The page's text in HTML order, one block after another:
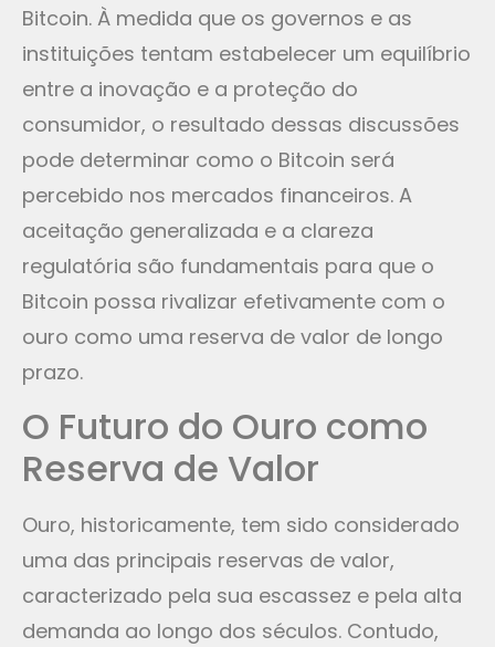
Bitcoin. À medida que os governos e as
instituições tentam estabelecer um equilíbrio
entre a inovação e a proteção do
consumidor, o resultado dessas discussões
pode determinar como o Bitcoin será
percebido nos mercados financeiros. A
aceitação generalizada e a clareza
regulatória são fundamentais para que o
Bitcoin possa rivalizar efetivamente com o
ouro como uma reserva de valor de longo
prazo.
O Futuro do Ouro como
Reserva de Valor
Ouro, historicamente, tem sido considerado
uma das principais reservas de valor,
caracterizado pela sua escassez e pela alta
demanda ao longo dos séculos. Contudo,